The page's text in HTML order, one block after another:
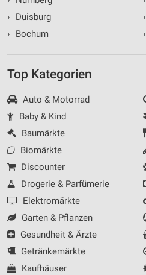
›
Duisburg
›
Bochum
›
›
Top Kategorien
Auto & Motorrad
Baby & Kind
Baumärkte
Biomärkte
Discounter
Drogerie & Parfümerie
Elektromärkte
Garten & Pflanzen
Gesundheit & Ärzte
Getränkemärkte
Kaufhäuser